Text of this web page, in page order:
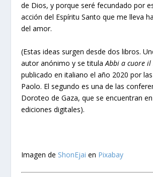
de Dios, y porque seré fecundado por
acción del Espíritu Santo que me lleva
del amor.
(Estas ideas surgen desde dos libros.
autor anónimo y se titulaAbbi a cuore il
publicado en italiano el año 2020 por
Paolo. El segundo es una de las
Doroteo de Gaza, que se encuentran
ediciones digitales).
Imagen de ShonEjai en Pixabay